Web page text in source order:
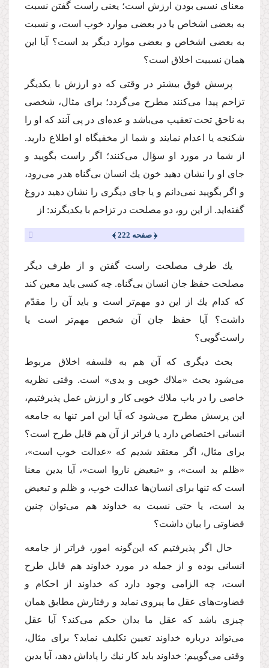
معناى نسبى بودن ارزش است؛ یعنى راست گفتن نسبت
به بعضى اشخاص یا در بعضى موارد خوب است، و نسبت
به بعضى اشخاص و بعضى موارد دیگر بد است؟ آیا این
همان نسبیت اخلاق است؟
پرسش فوق بیشتر در وقتى كه دو ارزش با یكدیگر
تزاحم پیدا مى‌كنند مطرح مى‌گردد؛ براى مثال، شخصى
به ناحق تحت تعقیب مى‌باشد و عده‌اى در پى آنند كه او را
شكنجه یا اعدام نمایند و شما از مخفیگاه او اطلاع دارید.
از شما در مورد او سؤال مى‌كنند؛ اگر راست بگویید و
جاى او را نشان دهید خون یك انسان بى‌گناه هدر مى‌رود،
و اگر بگویید نمى‌دانم و یا جاى دیگرى را نشان دهید دروغ
گفته‌اید. از این رو، دو مصلحت در تزاحم با یكدیگرند: از
﴿ صفحه 222 ﴾
یك طرف مصلحت راست گفتن و از طرف دیگر
مصلحت حفظ جان انسان بى‌گناه. چه كسى باید معین كند
كه كدام یك از این دو مهم‌تر است و باید آن را مقدّم
داشت؟ آیا حفظ جان آن شخص مهم‌تر است یا
راست‌گویى؟
بحث دیگرى كه آن هم به فلسفه اخلاق مربوط
مى‌شود بحث «ملاك خوبى و بدى» است. وقتى نظریه
خاصى را در باب ملاك خوبى كار و ارزش عمل پذیرفتیم،
این پرسش مطرح مى‌شود كه آیا این امر تنها به جامعه
انسانى اختصاص دارد یا فراتر از آن هم قابل طرح است؟
براى مثال، اگر معتقد شدیم كه «عدالت خوب است»،
«ظلم بد است»، و «تبعیض ناروا است»، آیا بدین معنا
است كه تنها براى انسان‌ها عدالت خوب، و ظلم و تبعیض
بد است، یا حتى نسبت به خداوند هم مى‌توان چنین
قضاوتى را بیان داشت؟
حال اگر پذیرفتیم كه این‌گونه امور، فراتر از جامعه
انسانى بوده و از جمله در مورد خداوند هم قابل طرح
است، چه الزامى وجود دارد كه خداوند از احكام و
قضاوت‌هاى عقل ما پیروى نماید و رفتارش مطابق همان
چیزى باشد كه عقل ما بدان حكم مى‌كند؟ آیا عقل
مى‌تواند درباره خداوند تعیین تكلیف نماید؟ براى مثال،
وقتى مى‌گوییم: خداوند باید كار نیك را پاداش دهد، آیا بدین